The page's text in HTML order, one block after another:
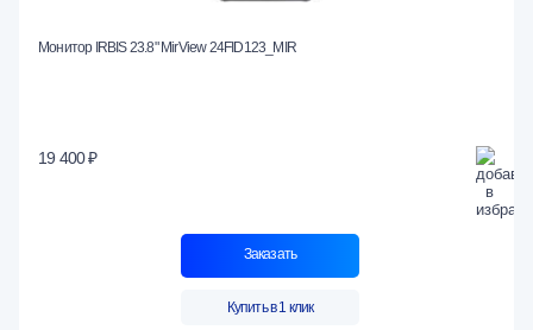
Монитор IRBIS 23.8" MirView 24FID123_MIR
19 400 ₽
Заказать
Купить в 1 клик